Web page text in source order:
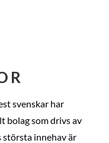
svenskar har
bolag som drivs av
största innehav är